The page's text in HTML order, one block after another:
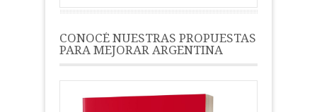
CONOCÉ NUESTRAS PROPUESTAS
PARA MEJORAR ARGENTINA